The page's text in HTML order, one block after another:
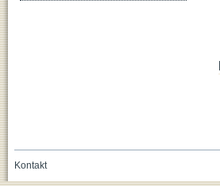
Kontakt